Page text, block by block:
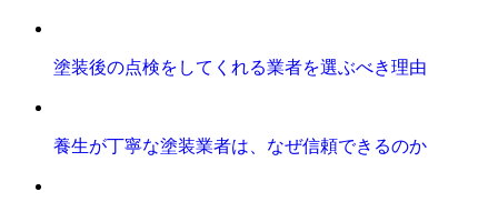
塗装後の点検をしてくれる業者を選ぶべき理由
養生が丁寧な塗装業者は、なぜ信頼できるのか